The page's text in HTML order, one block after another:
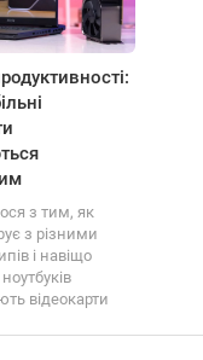
з тим, як
з різними
і навіщо
відеокарти